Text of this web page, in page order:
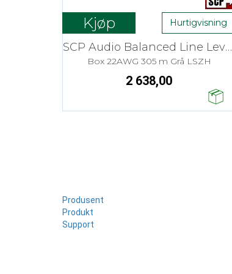
Kjøp Hurtigvisning
SCP Audio Balanced Line Level - 1 Par
Box 22AWG 305 m Grå LSZH
2 638,00
Produsent
Produkt
Support